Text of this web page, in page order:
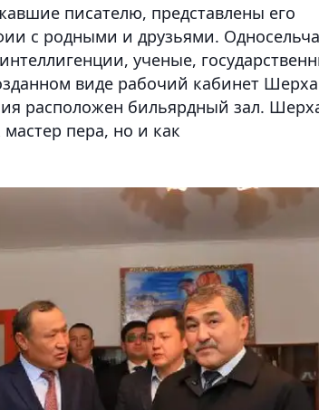
писателю, представлены его
с родными и друзьями.
ученые,
виде рабочий кабинет
расположен бильярдный зал.
пера, но и как